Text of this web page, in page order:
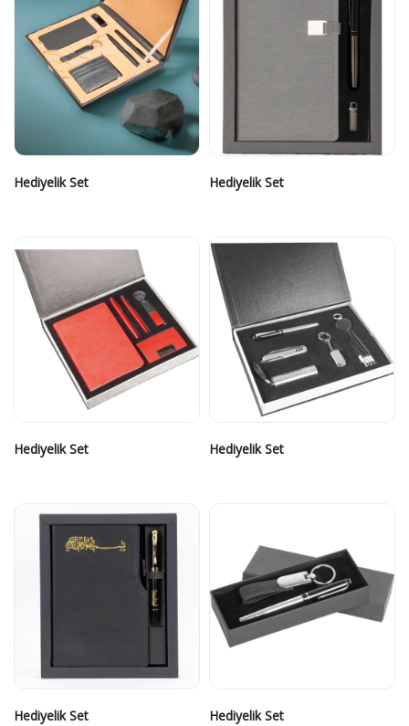
Hediyelik Set Hediyelik Set
Hediyelik Set Hediyelik Set
Hediyelik Set Hediyelik Set